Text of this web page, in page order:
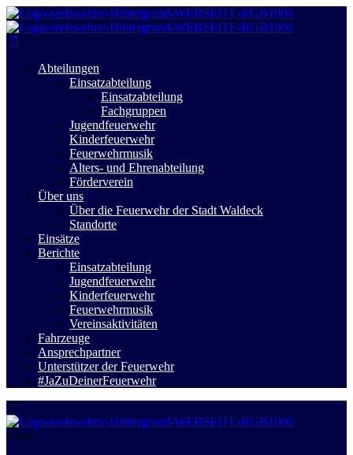
Abteilungen
Einsatzabteilung
Einsatzabteilung
Fachgruppen
Jugendfeuerwehr
Kinderfeuerwehr
Feuerwehrmusik
Alters- und Ehrenabteilung
Förderverein
Über uns
Über die Feuerwehr der Stadt Waldeck
Standorte
Einsätze
Berichte
Einsatzabteilung
Jugendfeuerwehr
Kinderfeuerwehr
Feuerwehrmusik
Vereinsaktivitäten
Fahrzeuge
Ansprechpartner
Unterstützer der Feuerwehr
#JaZuDeinerFeuerwehr
Close